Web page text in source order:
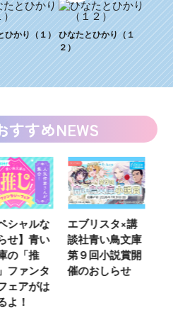
ひかり（１） ひなたとひかり（１
２）
すすめNEWS
シャルな
せ】青い
の「推
ファンタ
ェアがは
よ！
エブリスタ×講
談社青い鳥文庫
第９回小説賞開
催のおしらせ